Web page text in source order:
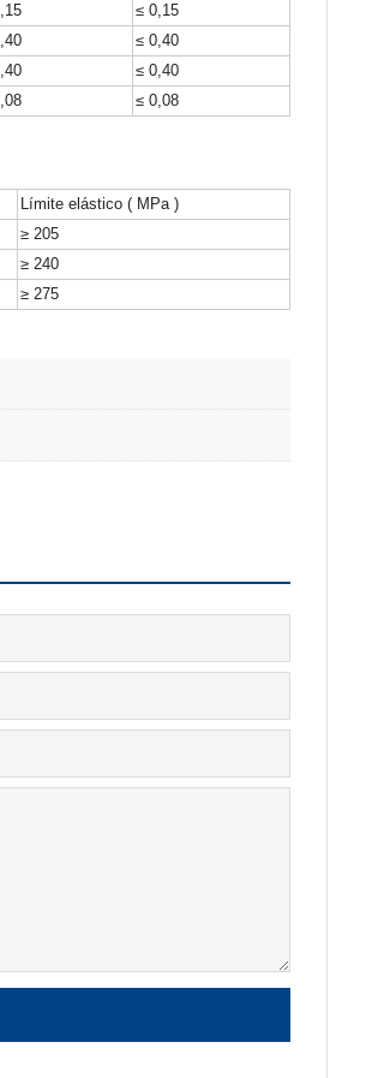
≤ 0,15
≤ 0,40
≤ 0,40
≤ 0,08
Límite elástico ( MPa )
≥ 205
≥ 240
≥ 275